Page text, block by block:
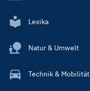
Lexika
Natur & Umwelt
Technik & Mobilität